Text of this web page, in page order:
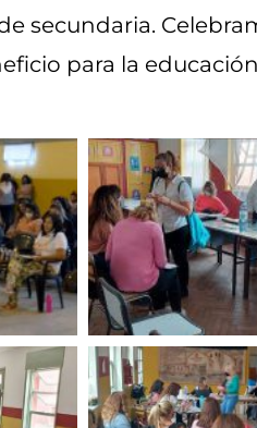
secundaria.
para la